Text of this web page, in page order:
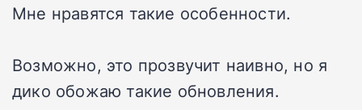
Мне нравятся такие особенности.
Возможно, это прозвучит наивно, но я
дико обожаю такие обновления.